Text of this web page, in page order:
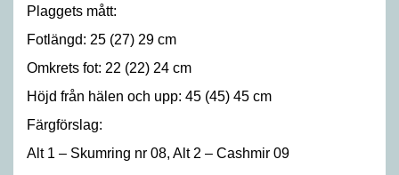
Plaggets mått:
Fotlängd: 25 (27) 29 cm
Omkrets fot: 22 (22) 24 cm
Höjd från hälen och upp: 45 (45) 45 cm
Färgförslag:
Alt 1 – Skumring nr 08, Alt 2 – Cashmir 09